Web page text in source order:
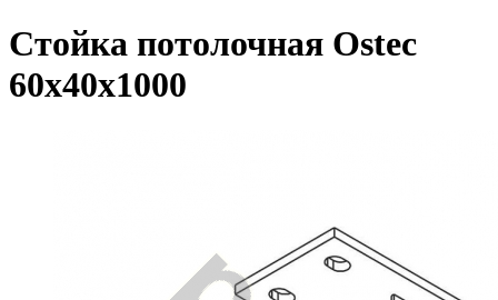
Стойка потолочная Ostec
60х40х1000